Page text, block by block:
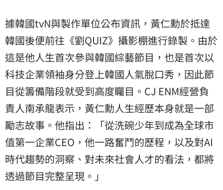
據韓國tvN與製作單位公布資訊，黃仁勳於抵達
韓國後便前往《劉QUIZ》攝影棚進行錄製。由於
這是他人生首次參與韓國綜藝節目，也是首次以
科技企業領袖身分登上韓國人氣脫口秀，因此節
目從籌備階段就受到高度矚目。CJ ENM經營負
責人南承龍表示，黃仁勳人生經歷本身就是一部
勵志故事。他指出：「從洗碗少年到成為全球市
值第一企業CEO，他一路奮鬥的歷程，以及對AI
時代趨勢的洞察、對未來社會人才的看法，都將
透過節目完整呈現。」